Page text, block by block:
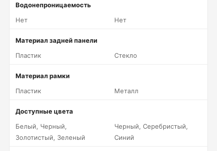
Водонепроницаемость
Нет
Нет
Материал задней панели
Пластик
Стекло
Материал рамки
Пластик
Металл
Доступные цвета
Белый, Черный,
Золотистый, Зеленый
Черный, Серебристый,
Синий